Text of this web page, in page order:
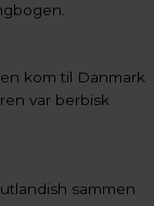
kom til Danmark
var berbisk
sammen